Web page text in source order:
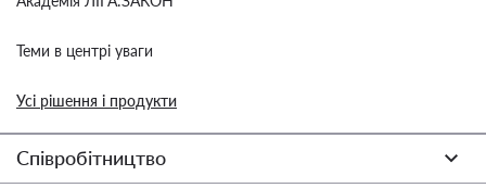
Теми в центрі уваги
Усі рішення і продукти
Співробітництво